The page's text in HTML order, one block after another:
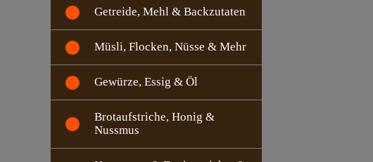
Getreide, Mehl & Backzutaten
Müsli, Flocken, Nüsse & Mehr
Gewürze, Essig & Öl
Brotaufstriche, Honig &
Nussmus